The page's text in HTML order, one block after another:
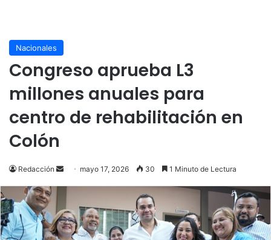
Nacionales
Congreso aprueba L3
millones anuales para
centro de rehabilitación en
Colón
Redacción
Send
email
mayo 17, 2026 30 1 Minuto de Lectura